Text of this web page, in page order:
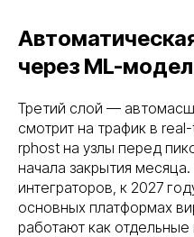
через ML-
Третий слой —
смотрит на трафик в
rphost на узлы перед
начала закрытия
интеграторов, к 2027
основных платформах
работают как отдельные